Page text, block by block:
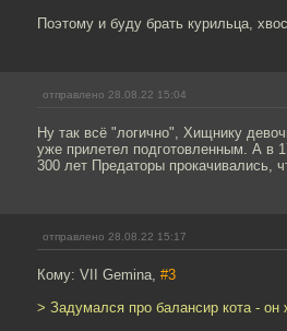
Поэтому и буду брать курильца,
отправлено 28.08.22 15:04
Ну так всё "логично", Хищнику
уже прилетел подготовленным. А в
300 лет Предаторы прокачивались,
отправлено 28.08.22 15:17
Кому: VII Gemina, #3
> Задумался про балансир кота - он